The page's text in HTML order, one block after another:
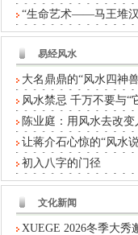
“生命艺术——马王堆
易经风水
大名鼎鼎的“风水四神
风水禁忌 千万不要与“
陈业庭：用风水去改
让蒋介石心惊的“风水
初入八字的门径
文化新闻
XUEGE 2026冬季大秀